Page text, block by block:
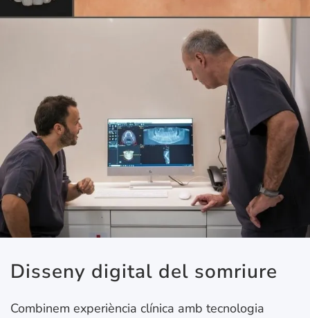
Disseny digital del somriure
Combinem experiència clínica amb tecnologia